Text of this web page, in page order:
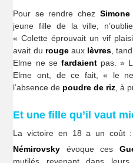
Pour se rendre chez
jeune fille de la ville,
« Colette éprouvait un vif
avait du rougeaux lèvres ,
Elme ne se fardaientpas. »
Elme ont, de ce fait, « le
l’absence de poudre de riz , à
Et une fille qu’il vaut
La victoire en 18 a un coût
Némirovsky évoque ces